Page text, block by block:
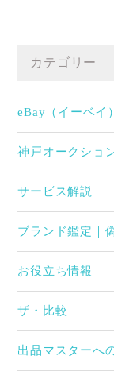
カテゴリー
eBay（イーベイ）
神戸オークショ
サービス解説
ブランド鑑定｜
お役立ち情報
ザ・比較
出品マスターへ